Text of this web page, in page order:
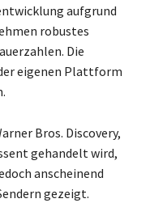
aufgrund
robustes
Die
eigenen Plattform
Bros. Discovery,
gehandelt wird,
anscheinend
gezeigt.